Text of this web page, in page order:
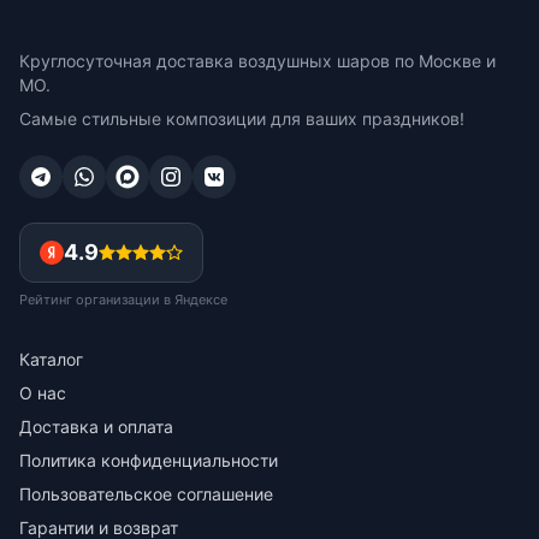
Круглосуточная доставка воздушных шаров по Москве и
МО.
Самые стильные композиции для ваших праздников!
4.9
Рейтинг организации в Яндексе
Каталог
О нас
Доставка и оплата
Политика конфиденциальности
Пользовательское соглашение
Гарантии и возврат